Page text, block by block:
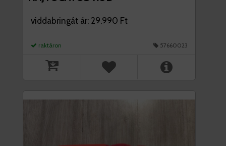
viddabringát ár: 29.990 Ft
raktáron 57660023